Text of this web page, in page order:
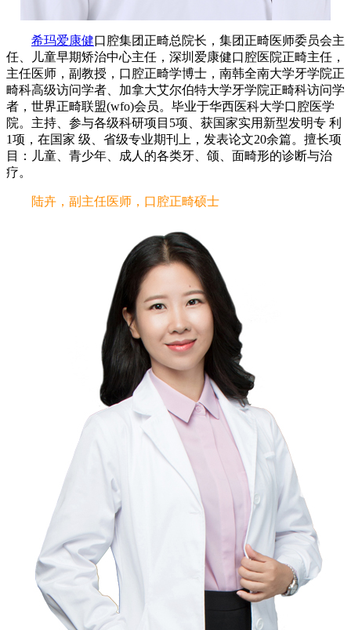
希玛爱康健口腔集团正畸总院长，集团正畸医师委员会主
任、儿童早期矫治中心主任，深圳爱康健口腔医院正畸主任，
主任医师，副教授，口腔正畸学博士，南韩全南大学牙学院正
畸科高级访问学者、加拿大艾尔伯特大学牙学院正畸科访问学
者，世界正畸联盟(wfo)会员。毕业于华西医科大学口腔医学
院。主持、参与各级科研项目5项、获国家实用新型发明专 利
1项，在国家 级、省级专业期刊上，发表论文20余篇。擅长项
目：儿童、青少年、成人的各类牙、颌、面畸形的诊断与治
疗。
陆卉，副主任医师，口腔正畸硕士